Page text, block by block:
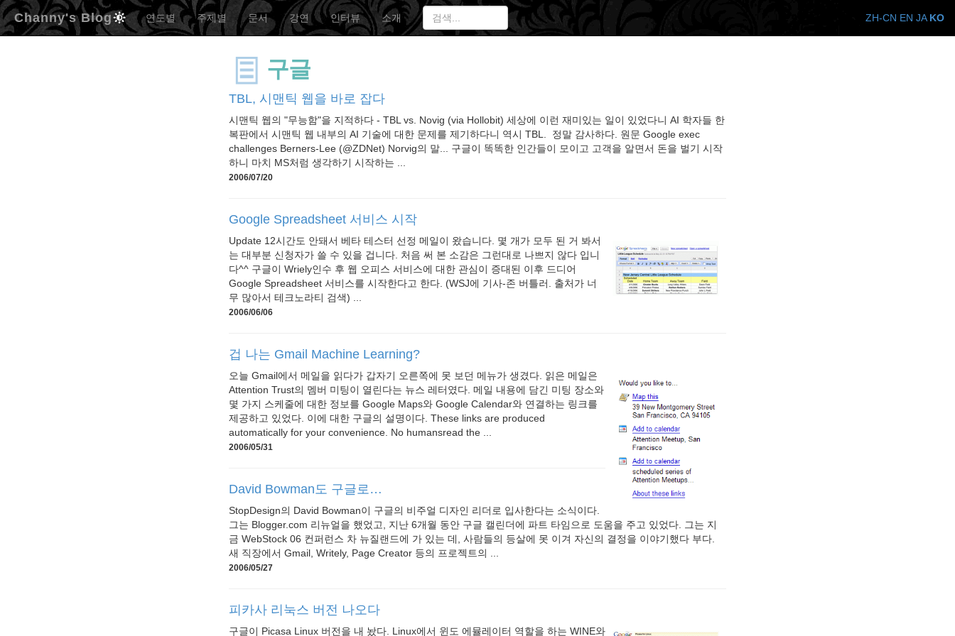
Channy's Blog 연도별 주제별 문서 강연 인터뷰 소개
구글
TBL, 시맨틱 웹을 바로 잡다
시맨틱 웹의 "무능함"을 지적하다 - TBL vs. Novig (via Hollobit) 세상에 이런 재미있는 일이 있었다니 AI 학자들 한
복판에서 시맨틱 웹 내부의 AI 기술에 대한 문제를 제기하다니 역시 TBL. 정말 감사하다. 원문 Google exec
challenges Berners-Lee (@ZDNet) Norvig의 말... 구글이 똑똑한 인간들이 모이고 고객을 알면서 돈을 벌기 시작
하니 마치 MS처럼 생각하기 시작하는 ...
2006/07/20
Google Spreadsheet 서비스 시작
Update 12시간도 안돼서 베타 테스터 선정 메일이 왔습니다. 몇 개가 모두 된 거 봐서
는 대부분 신청자가 쓸 수 있을 겁니다. 처음 써 본 소감은 그런대로 나쁘지 않다 입니
다^^ 구글이 Wriely인수 후 웹 오피스 서비스에 대한 관심이 증대된 이후 드디어
Google Spreadsheet 서비스를 시작한다고 한다. (WSJ에 기사-존 버틀러. 출처가 너
무 많아서 테크노라티 검색) ...
2006/06/06
겁 나는 Gmail Machine Learning?
오늘 Gmail에서 메일을 읽다가 갑자기 오른쪽에 못 보던 메뉴가 생겼다. 읽은 메일은
Attention Trust의 멤버 미팅이 열린다는 뉴스 레터였다. 메일 내용에 담긴 미팅 장소와
몇 가지 스케줄에 대한 정보를 Google Maps와 Google Calendar와 연결하는 링크를
제공하고 있었다. 이에 대한 구글의 설명이다. These links are produced
automatically for your convenience. No humansread the ...
2006/05/31
David Bowman도 구글로…
StopDesign의 David Bowman이 구글의 비주얼 디자인 리더로 입사한다는 소식이다.
그는 Blogger.com 리뉴얼을 했었고, 지난 6개월 동안 구글 캘린더에 파트 타임으로 도움을 주고 있었다. 그는 지
금 WebStock 06 컨퍼런스 차 뉴질랜드에 가 있는 데, 사람들의 등살에 못 이겨 자신의 결정을 이야기했다 부다.
새 직장에서 Gmail, Writely, Page Creator 등의 프로젝트의 ...
2006/05/27
피카사 리눅스 버전 나오다
구글이 Picasa Linux 버전을 내 놨다. Linux에서 윈도 에뮬레이터 역할을 하는 WINE와
ZH-CN EN JA KO